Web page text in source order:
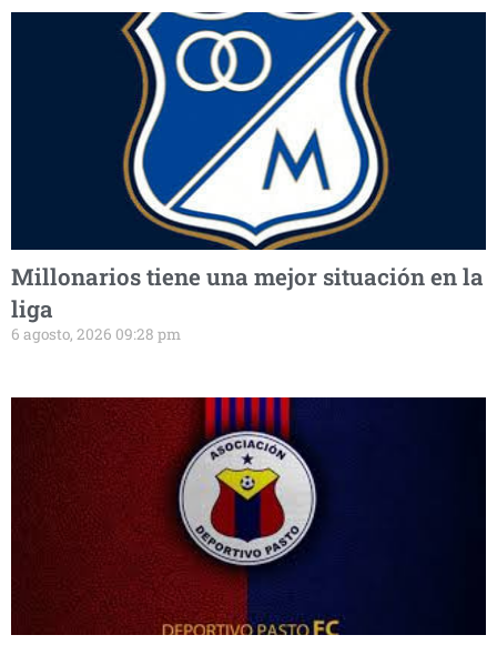
Millonarios tiene una mejor situación en la
liga
6 agosto, 2026 09:28 pm